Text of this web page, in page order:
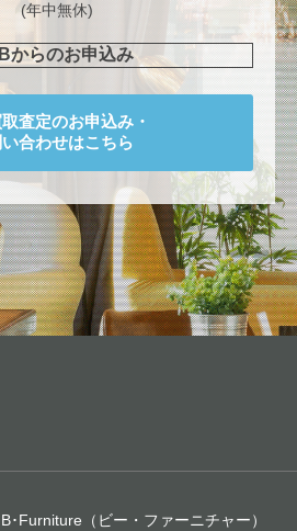
(年中無休)
からのお申込み
査定のお申込み・
合わせはこちら
･Furniture（ビー・ファーニチャー）